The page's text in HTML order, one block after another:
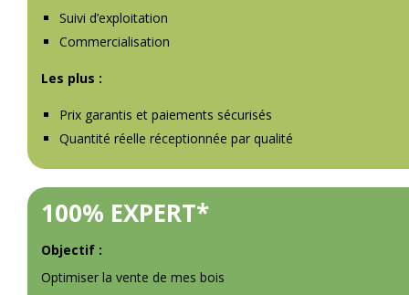
Suivi d’exploitation
Commercialisation
Les plus :
Prix garantis et paiements sécurisés
Quantité réelle réceptionnée par qualité
100% EXPERT*
Objectif :
Optimiser la vente de mes bois